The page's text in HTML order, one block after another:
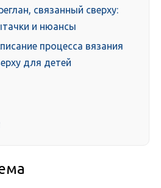
связанный сверху:
и нюансы
процесса вязания
для детей